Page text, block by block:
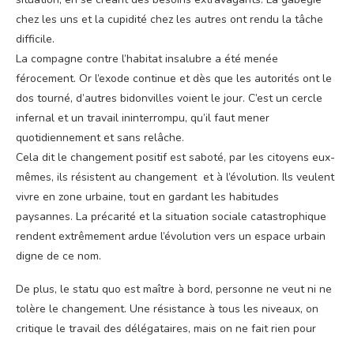
chez les uns et la cupidité chez les autres ont rendu la tâche
difficile.
La compagne contre l’habitat insalubre a été menée
férocement. Or l’exode continue et dès que les autorités ont le
dos tourné, d’autres bidonvilles voient le jour. C’est un cercle
infernal et un travail ininterrompu, qu’il faut mener
quotidiennement et sans relâche.
Cela dit le changement positif est saboté, par les citoyens eux-
mêmes, ils résistent au changement et à l’évolution. Ils veulent
vivre en zone urbaine, tout en gardant les habitudes
paysannes. La précarité et la situation sociale catastrophique
rendent extrêmement ardue l’évolution vers un espace urbain
digne de ce nom.
De plus, le statu quo est maître à bord, personne ne veut ni ne
tolère le changement. Une résistance à tous les niveaux, on
critique le travail des délégataires, mais on ne fait rien pour